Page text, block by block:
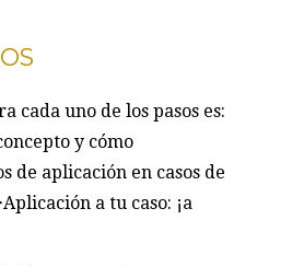
cada uno de los pasos es:
y cómo
de aplicación en casos de
a tu caso: ¡a